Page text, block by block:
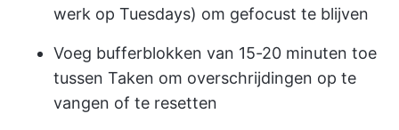
werk op Tuesdays) om gefocust te blijven
Voeg bufferblokken van 15-20 minuten toe
tussen Taken om overschrijdingen op te
vangen of te resetten